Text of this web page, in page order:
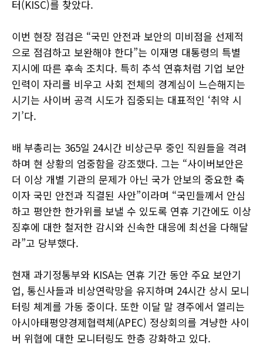
터(KISC)를 찾았다.
이번 현장 점검은 “국민 안전과 보안의 미비점을 선제적
으로 점검하고 보완해야 한다”는 이재명 대통령의 특별
지시에 따른 후속 조치다. 특히 추석 연휴처럼 기업 보안
인력이 자리를 비우고 사회 전체의 경계심이 느슨해지는
시기는 사이버 공격 시도가 집중되는 대표적인 ‘취약 시
기’다.
배 부총리는 365일 24시간 비상근무 중인 직원들을 격려
하며 현 상황의 엄중함을 강조했다. 그는 “사이버보안은
더 이상 개별 기관의 문제가 아닌 국가 안보의 중요한 축
이자 국민 안전과 직결된 사안”이라며 “국민들께서 안심
하고 평안한 한가위를 보낼 수 있도록 연휴 기간에도 이상
징후에 대한 철저한 감시와 신속한 대응에 최선을 다해달
라”고 당부했다.
현재 과기정통부와 KISA는 연휴 기간 동안 주요 보안기
업, 통신사들과 비상연락망을 유지하며 24시간 상시 모니
터링 체계를 가동 중이다. 또한 이달 말 경주에서 열리는
아시아태평양경제협력체(APEC) 정상회의를 겨냥한 사이
버 위협에 대한 모니터링도 한층 강화하고 있다.